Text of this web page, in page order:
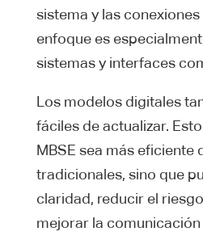
sistema y las
enfoque es
sistemas y interfaces
Los modelos digitales
fáciles de actualizar.
MBSE sea más eficiente
tradicionales, sino que
claridad, reducir el
mejorar la